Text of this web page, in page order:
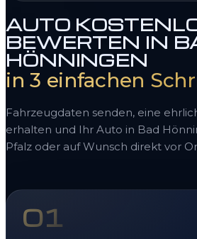
AUTO
BEWERTEN IN
HÖNNINGEN
in 3 einfachen
Fahrzeugdaten senden, eine
erhalten und Ihr Auto in Bad
Pfalz oder auf Wunsch direkt vor
01